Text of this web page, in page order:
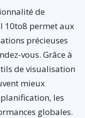
de
10to8 permet aux
précieuses
vous. Grâce à
de visualisation
mieux
les
globales.